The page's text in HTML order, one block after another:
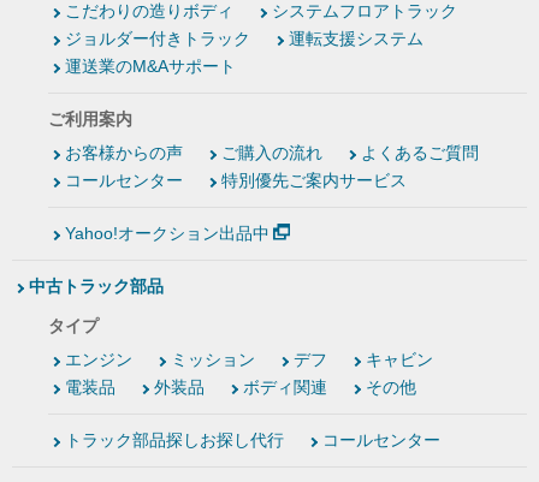
こだわりの造りボディ
システムフロアトラック
ジョルダー付きトラック
運転支援システム
運送業のM&Aサポート
ご利用案内
お客様からの声
ご購入の流れ
よくあるご質問
コールセンター
特別優先ご案内サービス
Yahoo!オークション出品中
中古トラック部品
タイプ
エンジン
ミッション デフ
キャビン
電装品
外装品 ボディ関連 その他
トラック部品探しお探し代行 コールセンター